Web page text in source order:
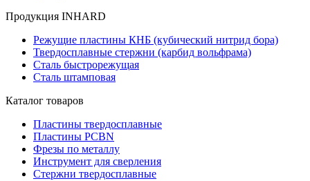
Продукция INHARD
Режущие пластины КНБ (кубический нитрид бора)
Твердосплавные стержни (карбид вольфрама)
Сталь быстрорежущая
Сталь штамповая
Каталог товаров
Пластины твердосплавные
Пластины PCBN
Фрезы по металлу
Инструмент для сверления
Стержни твердосплавные